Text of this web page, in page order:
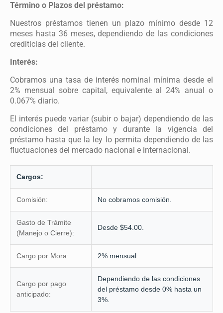
Término o Plazos del préstamo:
Nuestros préstamos tienen un plazo mínimo desde 12
meses hasta 36 meses, dependiendo de las condiciones
crediticias del cliente.
Interés:
Cobramos una tasa de interés nominal mínima desde el
2% mensual sobre capital, equivalente al 24% anual o
0.067% diario.
El interés puede variar (subir o bajar) dependiendo de las
condiciones del préstamo y durante la vigencia del
préstamo hasta que la ley lo permita dependiendo de las
fluctuaciones del mercado nacional e internacional.
Cargos:
Comisión: No cobramos comisión.
Gasto de Trámite
(Manejo o Cierre):
Desde $54.00.
Cargo por Mora: 2% mensual.
Cargo por pago
anticipado:
Dependiendo de las condiciones
del préstamo desde 0% hasta un
3%.